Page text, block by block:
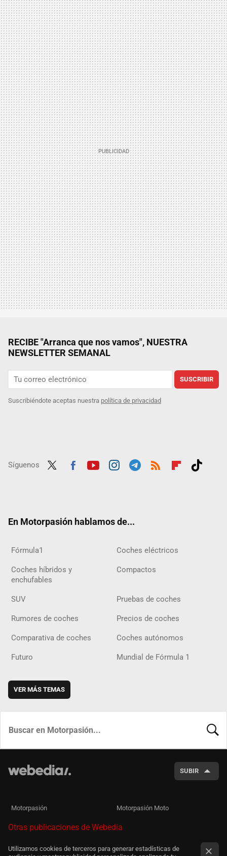
RECIBE "Arranca que nos vamos", NUESTRA
NEWSLETTER SEMANAL
SUSCRIBIR
Suscribiéndote aceptas nuestra política de privacidad
Síguenos
En Motorpasión hablamos de...
Fórmula1 Coches eléctricos
Coches híbridos y
enchufables
Compactos
SUV Pruebas de coches
Rumores de coches Precios de coches
Comparativa de coches Coches autónomos
Futuro Mundial de Fórmula 1
VER MÁS TEMAS
SUBIR
Motorpasión Motorpasión Moto
Otras publicaciones de Webedia
Utilizamos cookies de terceros para generar estadísticas de